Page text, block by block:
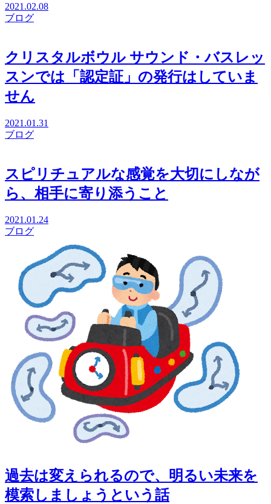
2021.02.08
ブログ
クリスタルボウル サウンド・バスレッ
スンでは「認定証」の発行はしていま
せん
2021.01.31
ブログ
スピリチュアルな感覚を大切にしなが
ら、相手に寄り添うこと
2021.01.24
ブログ
過去は変えられるので、明るい未来を
模索しましょうという話